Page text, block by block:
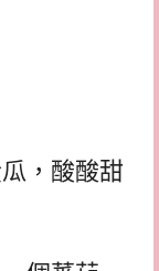
，酸酸甜